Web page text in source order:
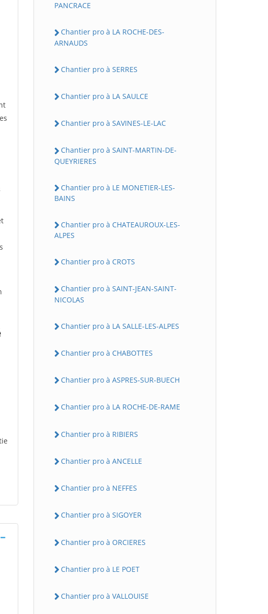
PANCRACE
Chantier pro à LA ROCHE-DES-
ARNAUDS
Chantier pro à SERRES
Chantier pro à LA SAULCE
Chantier pro à SAVINES-LE-LAC
Chantier pro à SAINT-MARTIN-DE-
QUEYRIERES
Chantier pro à LE MONETIER-LES-
BAINS
Chantier pro à CHATEAUROUX-LES-
ALPES
Chantier pro à CROTS
Chantier pro à SAINT-JEAN-SAINT-
NICOLAS
Chantier pro à LA SALLE-LES-ALPES
Chantier pro à CHABOTTES
Chantier pro à ASPRES-SUR-BUECH
Chantier pro à LA ROCHE-DE-RAME
Chantier pro à RIBIERS
Chantier pro à ANCELLE
Chantier pro à NEFFES
Chantier pro à SIGOYER
Chantier pro à ORCIERES
Chantier pro à LE POET
Chantier pro à VALLOUISE